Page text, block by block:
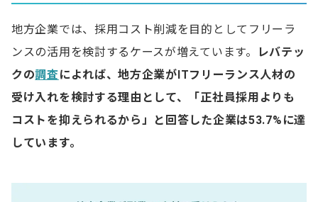
地方企業では、採用コスト削減を目的としてフリーラ
ンスの活用を検討するケースが増えています。
レバテッ
クの調査によれば、地方企業がITフリーランス人材の
受け入れを検討する理由として、「正社員採用よりも
コストを抑えられるから」と回答した企業は53.7%に達
しています。